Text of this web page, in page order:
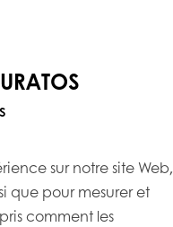
prêtes à
sur notre site Web,
que pour mesurer et
comment les